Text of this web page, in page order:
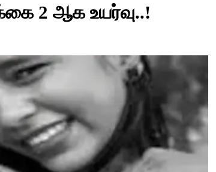
2 ஆக உயர்வு..!